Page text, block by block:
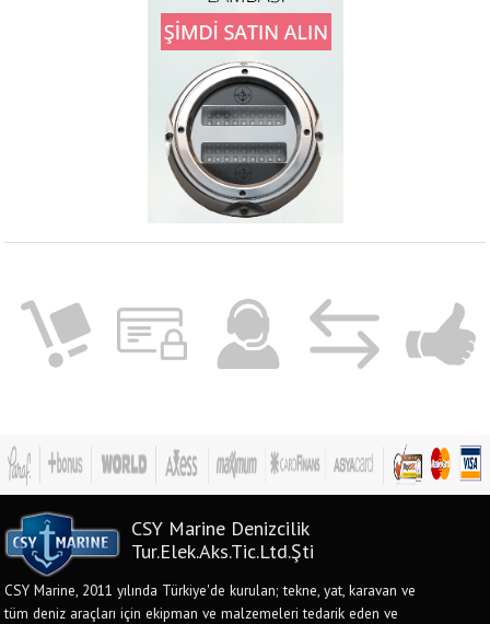
CSY Marine Denizcilik
Tur.Elek.Aks.Tic.Ltd.Şti
CSY Marine, 2011 yılında Türkiye'de kurulan; tekne, yat, karavan ve
tüm deniz araçları için ekipman ve malzemeleri tedarik eden ve